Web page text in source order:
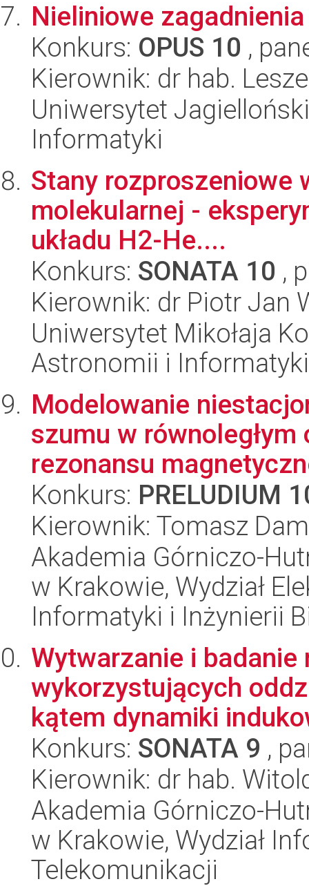
Nieliniowe
Konkurs: OPUS 10 ,
Kierownik: dr hab.
Uniwersytet
Informatyki
Stany rozproszeniowe
molekularnej -
układu H2-He....
Konkurs: SONATA 10 ,
Kierownik: dr Piotr Jan
Uniwersytet Mikołaja
Astronomii i
Modelowanie
szumu w
rezonansu
Konkurs: PRELUDIUM
Kierownik: Tomasz
Akademia Górniczo-
w Krakowie, Wydział
Informatyki i Inżynierii
Wytwarzanie i
wykorzystujących
kątem dynamiki
Konkurs: SONATA 9 ,
Kierownik: dr hab.
Akademia Górniczo-
w Krakowie, Wydział
Telekomunikacji